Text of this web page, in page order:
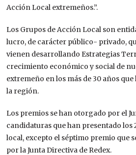
Acción Local extremeños.”.
Los Grupos de Acción Local son
lucro, de carácter público- privado,
vienen desarrollando Estrategias
crecimiento económico y social de
extremeño en los más de 30 años
la región.
Los premios se han otorgado por el
candidaturas que han presentado los
local, excepto el séptimo premio que
por la Junta Directiva de Redex.